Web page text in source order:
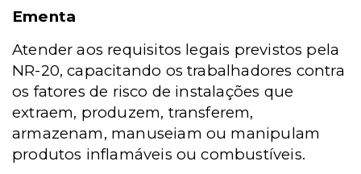
Ementa
Atender aos requisitos legais previstos pela
NR-20, capacitando os trabalhadores contra
os fatores de risco de instalações que
extraem, produzem, transferem,
armazenam, manuseiam ou manipulam
produtos inflamáveis ou combustíveis.